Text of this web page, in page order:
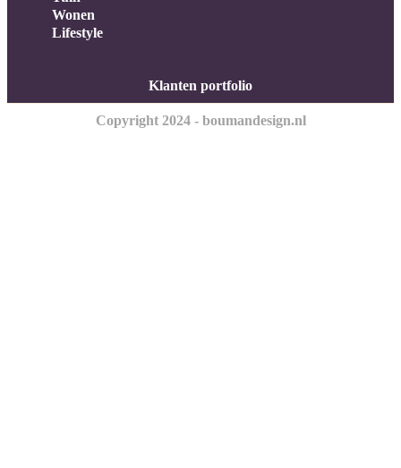
Wonen
Lifestyle
Klanten portfolio
Copyright 2024 - boumandesign.nl